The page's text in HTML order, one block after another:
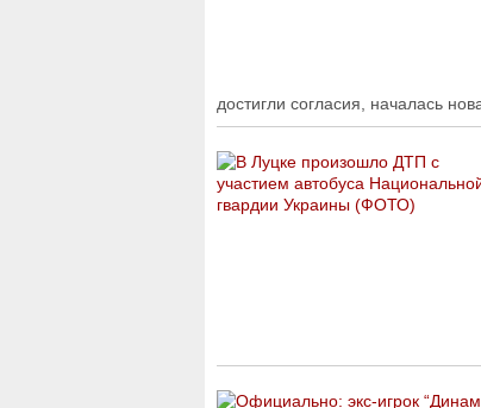
достигли согласия, началась